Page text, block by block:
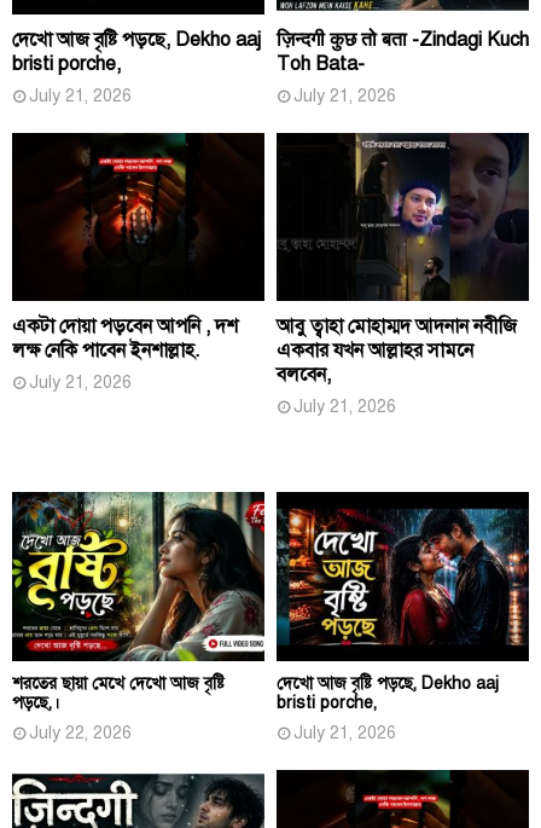
দেখো আজ বৃষ্টি পড়ছে, Dekho aaj
bristi porche,
July 21, 2026
ज़िन्दगी कुछ तो बता -Zindagi Kuch
Toh Bata-
July 21, 2026
একটা দোয়া পড়বেন আপনি , দশ
লক্ষ নেকি পাবেন ইনশাল্লাহ.
July 21, 2026
আবু ত্বাহা মোহাম্মদ আদনান নবীজি
একবার যখন আল্লাহর সামনে
বলবেন,
July 21, 2026
শরতের ছায়া মেখে দেখো আজ বৃষ্টি
পড়ছে,।
July 22, 2026
দেখো আজ বৃষ্টি পড়ছে, Dekho aaj
bristi porche,
July 21, 2026